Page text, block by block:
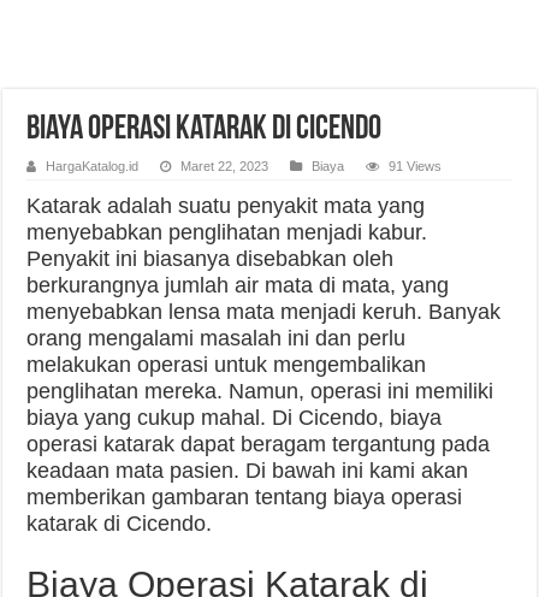
Biaya Operasi Katarak di Cicendo
HargaKatalog.id Maret 22, 2023 Biaya 91 Views
Katarak adalah suatu penyakit mata yang
menyebabkan penglihatan menjadi kabur.
Penyakit ini biasanya disebabkan oleh
berkurangnya jumlah air mata di mata, yang
menyebabkan lensa mata menjadi keruh. Banyak
orang mengalami masalah ini dan perlu
melakukan operasi untuk mengembalikan
penglihatan mereka. Namun, operasi ini memiliki
biaya yang cukup mahal. Di Cicendo, biaya
operasi katarak dapat beragam tergantung pada
keadaan mata pasien. Di bawah ini kami akan
memberikan gambaran tentang biaya operasi
katarak di Cicendo.
Biaya Operasi Katarak di